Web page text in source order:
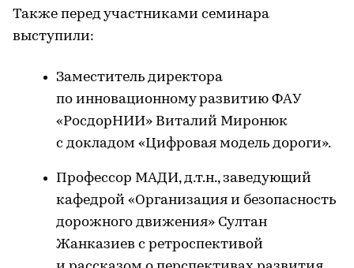
Также перед участниками семинара
выступили:
Заместитель директора
по инновационному развитию ФАУ
«РосдорНИИ» Виталий Миронюк
с докладом «Цифровая модель дороги».
Профессор МАДИ, д.т.н., заведующий
кафедрой «Организация и безопасность
дорожного движения» Султан
Жанказиев с ретроспективой